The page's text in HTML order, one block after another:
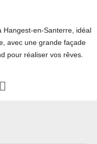
Hangest-en-Santerre, idéal
avec une grande façade
pour réaliser vos rêves.
